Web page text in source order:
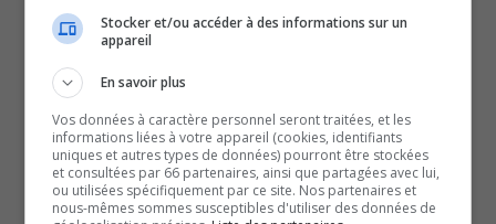
personne qui est à l’abris des dégâts qui peuvent arriver
lors des froids extrêmes ».
-Pascal Proulx, directeur des ressources matérielles et informatiques
C’est à se demander si les écoles pourront supporter les
prochains caprices de dame nature. D’autant plus
que les températures glaciales se sont acharnées à
Stocker et/ou accéder à des informations sur un
appareil
En savoir plus
Vos données à caractère personnel seront traitées, et les
informations liées à votre appareil (cookies, identifiants
uniques et autres types de données) pourront être stockées
et consultées par 66 partenaires, ainsi que partagées avec lui,
ou utilisées spécifiquement par ce site. Nos partenaires et
nous-mêmes sommes susceptibles d'utiliser des données de